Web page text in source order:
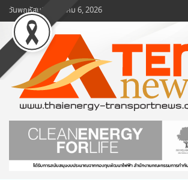
Skip
to
content
วันพฤหัสบดี, สิงหาคม 6, 2026
www.ten-news.com
ข่าวพลังงานและคมนาคม